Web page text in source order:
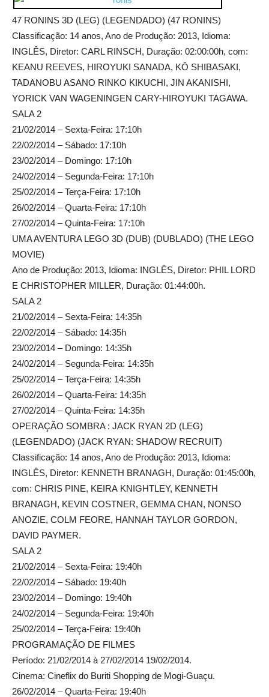
47 RONINS 3D (LEG) (LEGENDADO) (47 RONINS)
Classificação: 14 anos, Ano de Produção: 2013, Idioma:
INGLÊS, Diretor: CARL RINSCH, Duração: 02:00:00h, com:
KEANU REEVES, HIROYUKI SANADA, KÔ SHIBASAKI,
TADANOBU ASANO RINKO KIKUCHI, JIN AKANISHI,
YORICK VAN WAGENINGEN CARY-HIROYUKI TAGAWA.
SALA 2
21/02/2014 – Sexta-Feira: 17:10h
22/02/2014 – Sábado: 17:10h
23/02/2014 – Domingo: 17:10h
24/02/2014 – Segunda-Feira: 17:10h
25/02/2014 – Terça-Feira: 17:10h
26/02/2014 – Quarta-Feira: 17:10h
27/02/2014 – Quinta-Feira: 17:10h
UMA AVENTURA LEGO 3D (DUB) (DUBLADO) (THE LEGO
MOVIE)
Ano de Produção: 2013, Idioma: INGLÊS, Diretor: PHIL LORD
E CHRISTOPHER MILLER, Duração: 01:44:00h.
SALA 2
21/02/2014 – Sexta-Feira: 14:35h
22/02/2014 – Sábado: 14:35h
23/02/2014 – Domingo: 14:35h
24/02/2014 – Segunda-Feira: 14:35h
25/02/2014 – Terça-Feira: 14:35h
26/02/2014 – Quarta-Feira: 14:35h
27/02/2014 – Quinta-Feira: 14:35h
OPERAÇÃO SOMBRA : JACK RYAN 2D (LEG)
(LEGENDADO) (JACK RYAN: SHADOW RECRUIT)
Classificação: 14 anos, Ano de Produção: 2013, Idioma:
INGLÊS, Diretor: KENNETH BRANAGH, Duração: 01:45:00h,
com: CHRIS PINE, KEIRA KNIGHTLEY, KENNETH
BRANAGH, KEVIN COSTNER, GEMMA CHAN, NONSO
ANOZIE, COLM FEORE, HANNAH TAYLOR GORDON,
DAVID PAYMER.
SALA 2
21/02/2014 – Sexta-Feira: 19:40h
22/02/2014 – Sábado: 19:40h
23/02/2014 – Domingo: 19:40h
24/02/2014 – Segunda-Feira: 19:40h
25/02/2014 – Terça-Feira: 19:40h
PROGRAMAÇÃO DE FILMES
Período: 21/02/2014 à 27/02/2014 19/02/2014.
Cinema: Cineflix do Buriti Shopping de Mogi-Guaçu.
26/02/2014 – Quarta-Feira: 19:40h